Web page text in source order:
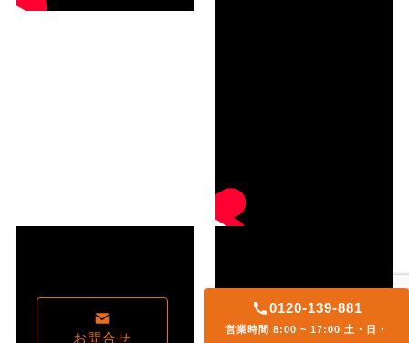
お問合せ
0120-139-881
営業時間 8:00 ~ 17:00 土・日・